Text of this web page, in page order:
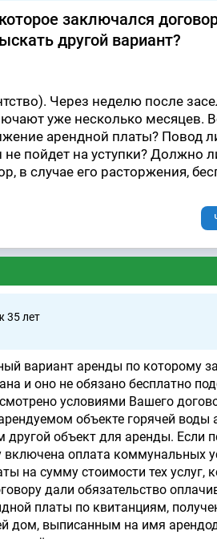
заключался
другой вариант?
Через неделю после
уже несколько месяцев.
арендной платы? Повод
не пойдет на уступки? Должно
в случае его расторжения,
35 лет
вариант аренды по которому
и оно не обязано бесплатно
условиями Вашего
объекте горячей воды
другой объект для аренды. Если
оплата коммунальных
на сумму стоимости тех услуг,
дали обязательство
платы по квитанциям,
дом, выписанным на имя